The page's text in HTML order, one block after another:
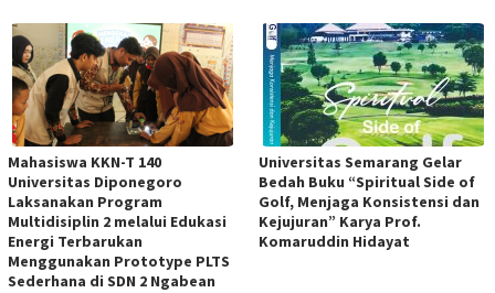
Mahasiswa KKN-T 140
Universitas Diponegoro
Laksanakan Program
Multidisiplin 2 melalui Edukasi
Energi Terbarukan
Menggunakan Prototype PLTS
Sederhana di SDN 2 Ngabean
Universitas Semarang Gelar
Bedah Buku “Spiritual Side of
Golf, Menjaga Konsistensi dan
Kejujuran” Karya Prof.
Komaruddin Hidayat